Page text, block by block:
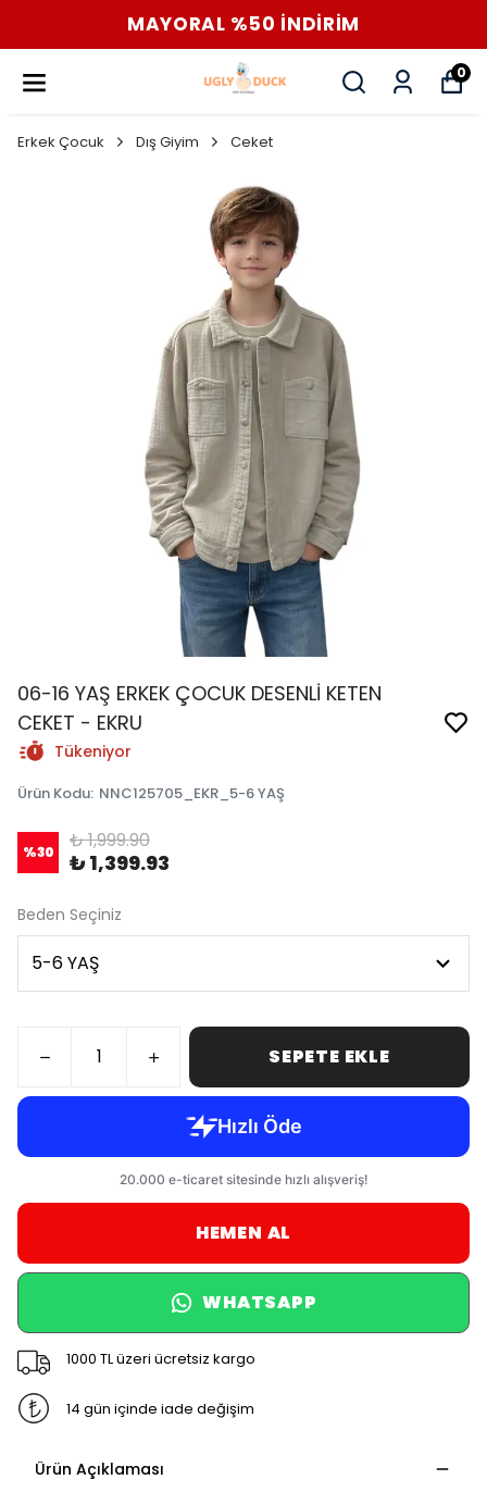
MAYORAL %50 İNDİRİM
0
Erkek Çocuk Dış Giyim Ceket
06-16 YAŞ ERKEK ÇOCUK DESENLİ KETEN
CEKET - EKRU
Tükeniyor
Ürün Kodu: NNC125705_EKR_5-6 YAŞ
%30 ₺ 1,999.90
₺ 1,399.93
Beden Seçiniz
SEPETE EKLE
HEMEN AL
WHATSAPP
1000 TL üzeri ücretsiz kargo
14 gün içinde iade değişim
Ürün Açıklaması